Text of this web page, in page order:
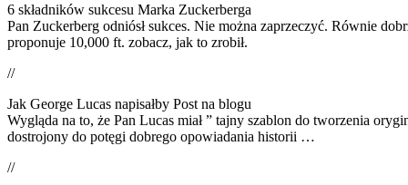
6 składników sukcesu Marka Zuckerberga
Pan Zuckerberg odniósł sukces. Nie można zaprzeczyć. Równie
proponuje 10,000 ft. zobacz, jak to zrobił.
//
Jak George Lucas napisałby Post na blogu
Wygląda na to, że Pan Lucas miał ” tajny szablon do tworzenia
dostrojony do potęgi dobrego opowiadania historii …
//